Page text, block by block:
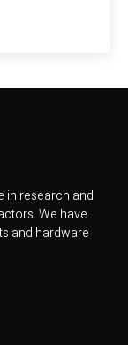
in research and
We have
and hardware